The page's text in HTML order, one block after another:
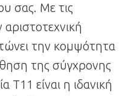
σας. Με τις
την κομψότητα
της σύγχρονης
Τ11 είναι η ιδανική